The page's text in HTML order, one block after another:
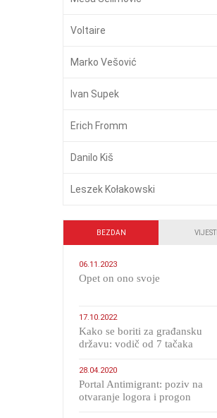
Voltaire
Marko Vešović
Ivan Supek
Erich Fromm
Danilo Kiš
Leszek Kołakowski
BEZDAN VIJESTI
06.11.2023
​Opet on ono svoje
17.10.2022
Kako se boriti za građansku
državu: vodič od 7 tačaka
28.04.2020
Portal Antimigrant: poziv na
otvaranje logora i progon